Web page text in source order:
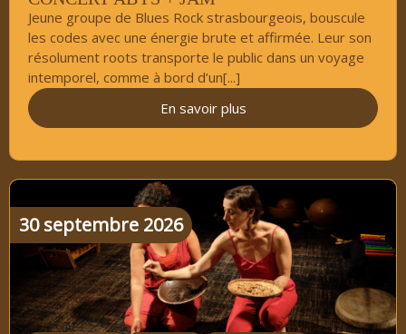
Jeune groupe de Blues Rock strasbourgeois, bouscule
les codes avec une énergie brute et affirmée. Leur son
résolument roots transporte le public dans un voyage
intemporel, comme à bord d’un[...]
En savoir plus
30 septembre 2026